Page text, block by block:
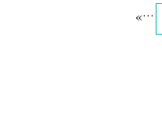
«...